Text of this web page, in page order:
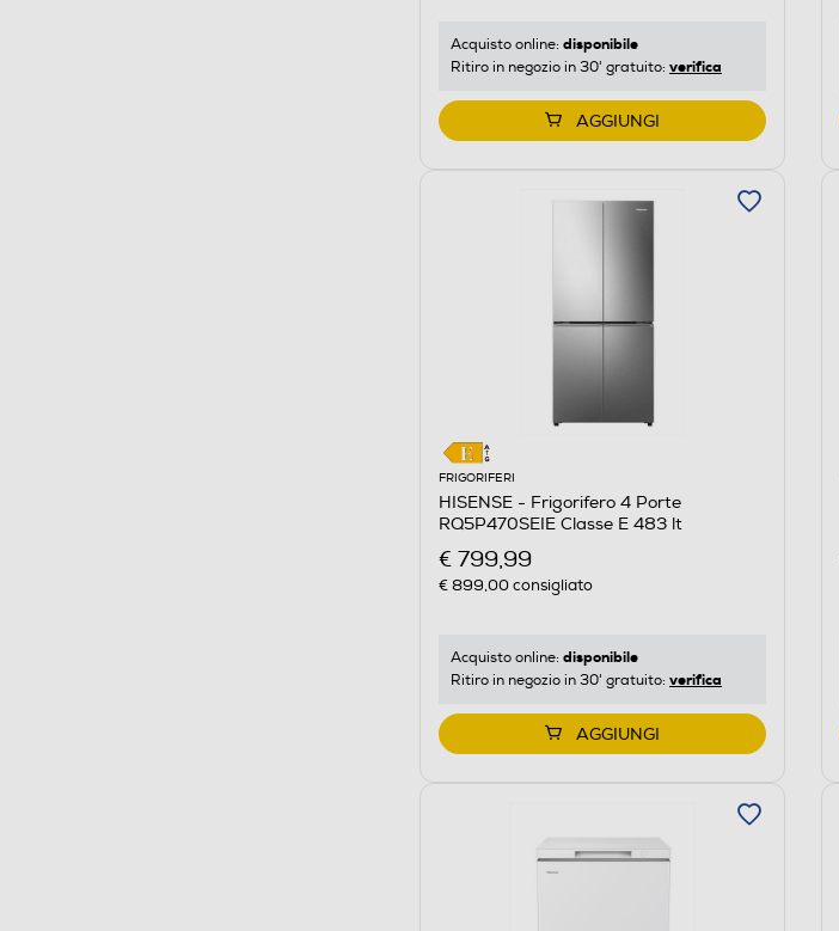
Acquisto online: disponibile
Ritiro in negozio in 30' gratuito: verifica
AGGIUNGI
FRIGORIFERI
HISENSE - Frigorifero 4 Porte
RQ5P470SEIE Classe E 483 lt
€ 799,99
€ 899,00consigliato
Acquisto online: disponibile
Ritiro in negozio in 30' gratuito: verifica
AGGIUNGI